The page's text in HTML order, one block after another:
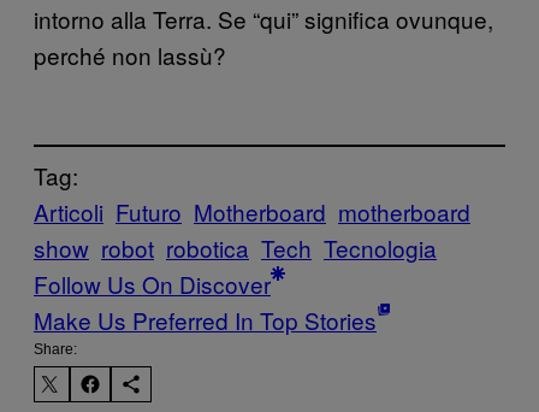
intorno alla Terra. Se “qui” significa ovunque,
perché non lassù?
Tag:
Articoli Futuro Motherboard motherboard
show robot robotica Tech Tecnologia
Follow Us On Discover
Make Us Preferred In Top Stories
Share: